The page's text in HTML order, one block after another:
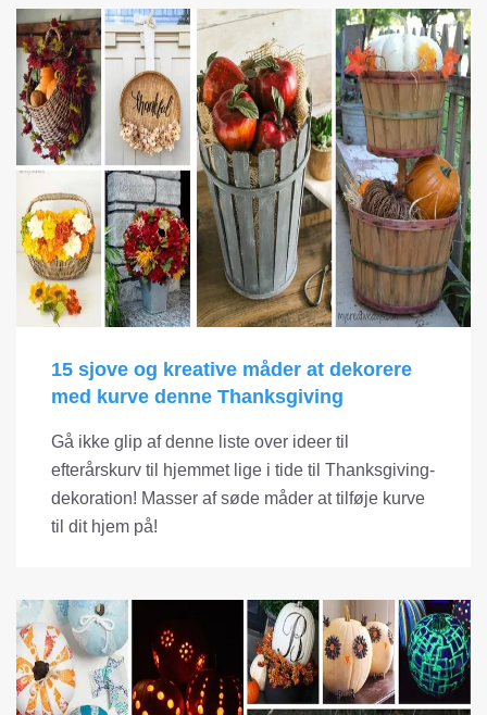
15 sjove og kreative måder at dekorere
med kurve denne Thanksgiving
Gå ikke glip af denne liste over ideer til
efterårskurv til hjemmet lige i tide til Thanksgiving-
dekoration! Masser af søde måder at tilføje kurve
til dit hjem på!